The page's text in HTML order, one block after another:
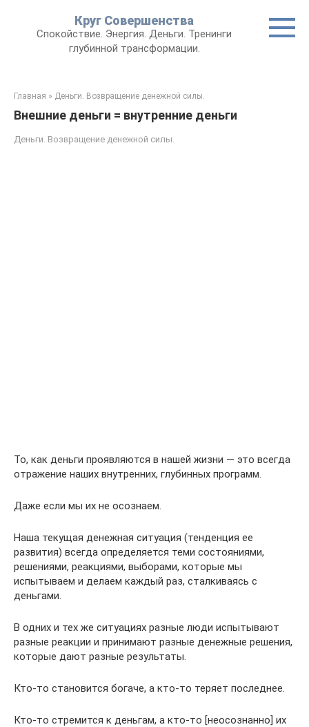
Круг Совершенства
Спокойствие. Энергия. Деньги. Тренинги
глубинной трансформации.
Главная » Деньги. Возвращение денежной силы.
Внешние деньги = внутренние деньги
Деньги. Возвращение денежной силы.
То, как деньги проявляются в нашей жизни — это всегда
отражение наших внутренних, глубинных программ.
Даже если мы их не осознаем.
Наша текущая денежная ситуация (тенденция ее
развития) всегда определяется теми состояниями,
решениями, реакциями, выборами, которые мы
испытываем и делаем каждый раз, сталкиваясь с
деньгами.
В одних и тех же ситуациях разные люди испытывают
разные реакции и принимают разные денежные решения,
которые дают разные результаты.
Кто-то становится богаче, а кто-то теряет последнее.
Кто-то стремится к деньгам, а кто-то [неосознанно] их